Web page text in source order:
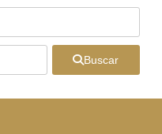
Buscar